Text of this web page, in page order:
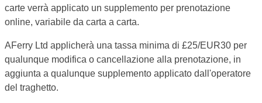
carte verrà applicato un supplemento per prenotazione
online, variabile da carta a carta.
AFerry Ltd applicherà una tassa minima di £25/EUR30 per
qualunque modifica o cancellazione alla prenotazione, in
aggiunta a qualunque supplemento applicato dall'operatore
del traghetto.